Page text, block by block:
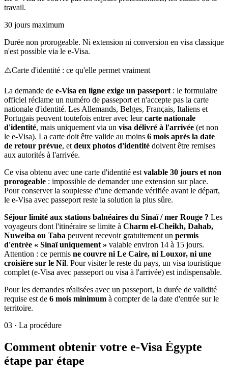
travail.
30 jours maximum
Durée non prorogeable. Ni extension ni conversion en visa classique
n'est possible via le e-Visa.
⚠️Carte d'identité : ce qu'elle permet vraiment
La demande de e-Visa en ligne exige un passeport : le formulaire
officiel réclame un numéro de passeport et n'accepte pas la carte
nationale d'identité. Les Allemands, Belges, Français, Italiens et
Portugais peuvent toutefois entrer avec leurcarte nationale
d'identité, mais uniquement via un visa délivré à l'arrivée (et non
le e-Visa). La carte doit être valide au moins 6 mois après la date
de retour prévue, et deux photos d'identité doivent être remises
aux autorités à l'arrivée.
Ce visa obtenu avec une carte d'identité est valable 30 jours et non
prorogeable : impossible de demander une extension sur place.
Pour conserver la souplesse d'une demande vérifiée avant le départ,
le e-Visa avec passeport reste la solution la plus sûre.
Séjour limité aux stations balnéaires du Sinaï / mer Rouge ? Les
voyageurs dont l'itinéraire se limite à Charm el-Cheikh, Dahab,
Nuweiba ou Taba peuvent recevoir gratuitement un permis
d'entrée « Sinaï uniquement » valable environ 14 à 15 jours.
Attention : ce permis ne couvre ni Le Caire, ni Louxor, ni une
croisière sur le Nil. Pour visiter le reste du pays, un visa touristique
complet (e-Visa avec passeport ou visa à l'arrivée) est indispensable.
Pour les demandes réalisées avec un passeport, la durée de validité
requise est de 6 mois minimum à compter de la date d'entrée sur le
territoire.
03 · La procédure
Comment obtenir votre e-Visa Égypte
étape par étape